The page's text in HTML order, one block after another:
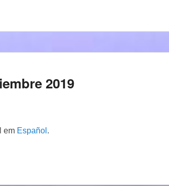
2019
em Español .